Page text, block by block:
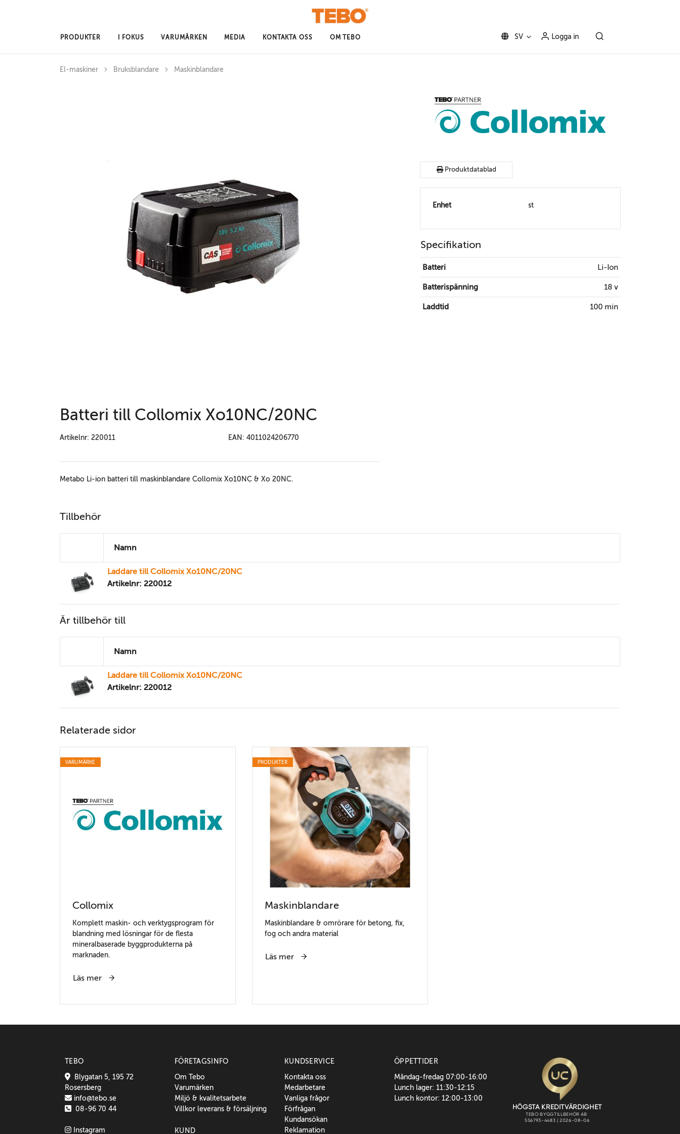
PRODUKTER I FOKUS VARUMÄRKEN MEDIA KONTAKTA OSS OM TEBO SV Logga in
El-maskiner Bruksblandare Maskinblandare
Batteri till Collomix Xo10NC/20NC
Artikelnr: 220011 EAN: 4011024206770
Metabo Li-ion batteri till maskinblandare Collomix Xo10NC & Xo 20NC.
Produktdatablad
Enhet st
Specifikation
Batteri Li-Ion
Batterispänning 18 v
Laddtid 100 min
Tillbehör
Namn
Laddare till Collomix Xo10NC/20NC
Artikelnr: 220012
Är tillbehör till
Namn
Laddare till Collomix Xo10NC/20NC
Artikelnr: 220012
Relaterade sidor
VARUMÄRKE
Collomix
Komplett maskin- och verktygsprogram för
blandning med lösningar för de flesta
mineralbaserade byggprodukterna på
marknaden.
Läs mer
PRODUKTER
Maskinblandare
Maskinblandare & omrörare för betong, fix,
fog och andra material
Läs mer
TEBO
Blygatan 5, 195 72
Rosersberg
info@tebo.se
08-96 70 44
Instagram
FÖRETAGSINFO
Om Tebo
Varumärken
Miljö & kvalitetsarbete
Villkor leverans & försäljning
KUND
KUNDSERVICE
Kontakta oss
Medarbetare
Vanliga frågor
Förfrågan
Kundansökan
Reklamation
ÖPPETTIDER
Måndag-fredag 07:00-16:00
Lunch lager: 11:30-12:15
Lunch kontor: 12:00-13:00